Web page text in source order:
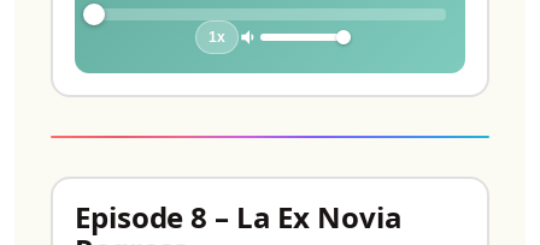
1x
Episode 8 – La Ex Novia